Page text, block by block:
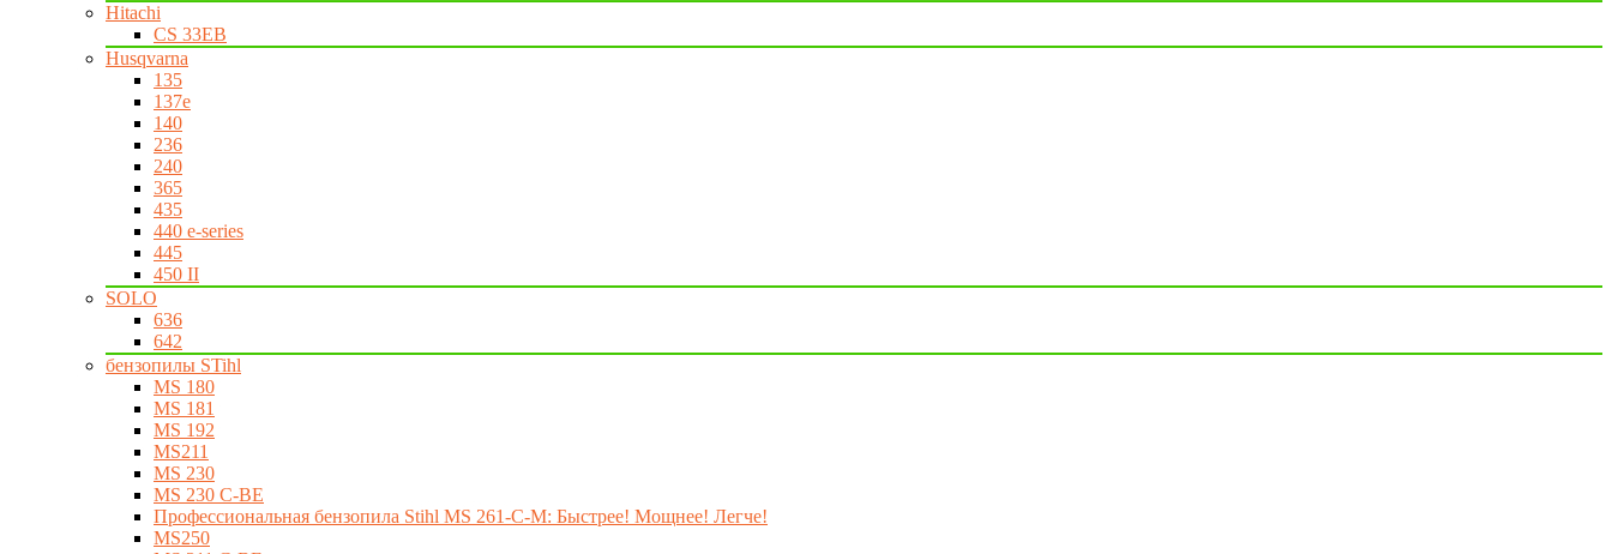
Hitachi
CS 33EB
Husqvarna
135
137e
140
236
240
365
435
440 e-series
445
450 II
SOLO
636
642
бензопилы STihl
MS 180
MS 181
MS 192
MS211
MS 230
MS 230 C-BE
Профессиональная бензопила Stihl MS 261-C-M: Быстрее! Мощнее! Легче!
MS250